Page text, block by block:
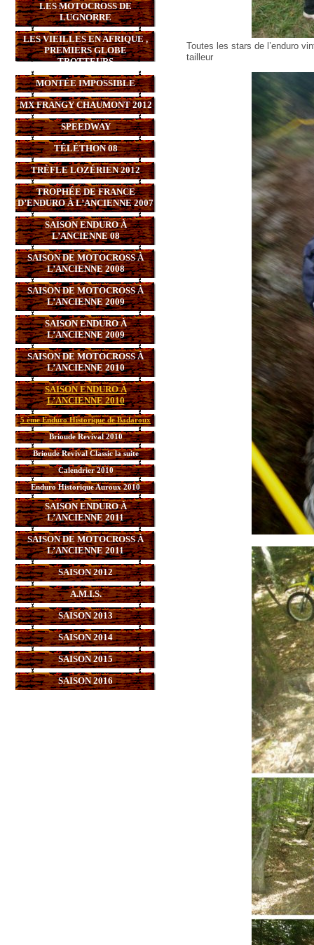
LES MOTOCROSS DE
LUGNORRE
LES VIEILLES EN AFRIQUE ,
PREMIERS GLOBE
TROTTEURS
MONTÉE IMPOSSIBLE
MX FRANGY CHAUMONT 2012
SPEEDWAY
TÉLÉTHON 08
TRÈFLE LOZÉRIEN 2012
TROPHÉE DE FRANCE
D’ENDURO À L’ANCIENNE 2007
SAISON ENDURO À
L’ANCIENNE 08
SAISON DE MOTOCROSS À
L’ANCIENNE 2008
SAISON DE MOTOCROSS À
L’ANCIENNE 2009
SAISON ENDURO À
L’ANCIENNE 2009
SAISON DE MOTOCROSS À
L’ANCIENNE 2010
SAISON ENDURO À
L’ANCIENNE 2010
5 ème Enduro Historique de Badaroux
Brioude Revival 2010
Brioude Revival Classic la suite
Calendrier 2010
Enduro Historique Auroux 2010
SAISON ENDURO À
L’ANCIENNE 2011
SAISON DE MOTOCROSS À
L’ANCIENNE 2011
SAISON 2012
A.M.I.S.
SAISON 2013
SAISON 2014
SAISON 2015
SAISON 2016
Toutes les stars de l’enduro
tailleur